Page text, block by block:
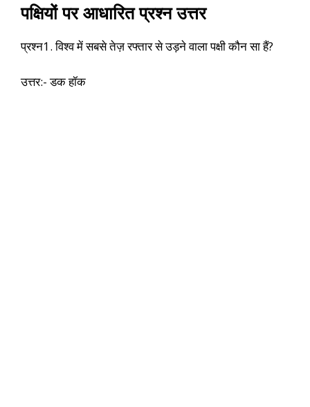
पक्षियों पर आधारित प्रश्न उत्तर
प्रश्न1. विश्व में सबसे तेज़ रफ्तार से उड़ने वाला पक्षी कौन सा हैं?
उत्तर:- डक हॉक